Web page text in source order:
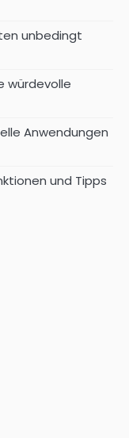
unbedingt
würdevolle
Anwendungen
und Tipps